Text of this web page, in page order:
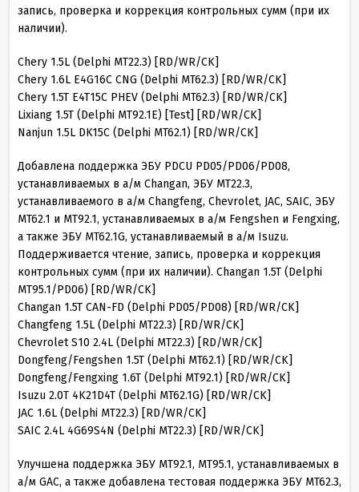
запись, проверка и коррекция контрольных сумм (при их
наличии).
Chery 1.5L (Delphi MT22.3) [RD/WR/CK]
Chery 1.6L E4G16C CNG (Delphi MT62.3) [RD/WR/CK]
Chery 1.5T E4T15C PHEV (Delphi MT62.3) [RD/WR/CK]
Lixiang 1.5T (Delphi MT92.1E) [Test] [RD/WR/CK]
Nanjun 1.5L DK15C (Delphi MT62.1) [RD/WR/CK]
Добавлена поддержка ЭБУ PDCU PD05/PD06/PD08,
устанавливаемых в а/м Changan, ЭБУ MT22.3,
устанавливаемого в а/м Changfeng, Chevrolet, JAC, SAIC, ЭБУ
MT62.1 и MT92.1, устанавливаемых в а/м Fengshen и Fengxing,
а также ЭБУ MT62.1G, устанавливаемый в а/м Isuzu.
Поддерживается чтение, запись, проверка и коррекция
контрольных сумм (при их наличии). Changan 1.5T (Delphi
MT95.1/PD06) [RD/WR/CK]
Changan 1.5T CAN-FD (Delphi PD05/PD08) [RD/WR/CK]
Changfeng 1.5L (Delphi MT22.3) [RD/WR/CK]
Chevrolet S10 2.4L (Delphi MT22.3) [RD/WR/CK]
Dongfeng/Fengshen 1.5T (Delphi MT62.1) [RD/WR/CK]
Dongfeng/Fengxing 1.6T (Delphi MT92.1) [RD/WR/CK]
Isuzu 2.0T 4K21D4T (Delphi MT62.1G) [RD/WR/CK]
JAC 1.6L (Delphi MT22.3) [RD/WR/CK]
SAIC 2.4L 4G69S4N (Delphi MT22.3) [RD/WR/CK]
Улучшена поддержка ЭБУ MT92.1, MT95.1, устанавливаемых в
а/м GAC, а также добавлена тестовая поддержка ЭБУ MT62.3,